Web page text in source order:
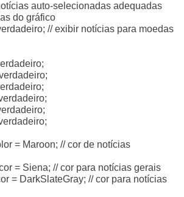
auto-selecionadas adequadas
do gráfico
// exibir notícias para moedas
= Maroon; // cor de notícias
= Siena; // cor para notícias gerais
= DarkSlateGray; // cor para notícias